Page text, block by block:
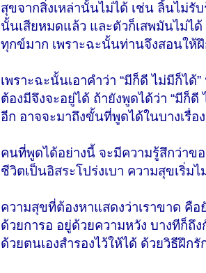
สุขจากสิ่งเหล่านั้นไม่ได้ เช่น ลิ้นไม่รั
นั้นเสียหมดแล้ว และตัวก็เสพมันไม่ไ
ทุกข์มาก เพราะฉะนั้นท่านจึงสอนให้
เพราะฉะนั้นเอาคำว่า “มีก็ดี ไม่มีก็ได้
ต้องมีจึงจะอยู่ได้ ถ้ายังพูดได้ว่า “มีก็ดี
อีก อาจจะมาถึงขั้นที่พูดได้ในบางเรื่อ
คนที่พูดได้อย่างนี้ จะมีความรู้สึกว่าขอ
ชีวิตเป็นอิสระโปร่งเบา ความสุขเริ่ม
ความสุขที่ต้องหาแสดงว่าเราขาด คื
ด้วยการอ อยู่ด้วยความหวัง บางทีก็ถึ
ด้วยตนเองสำรองไว้ให้ได้ ด้วยวิธีฝึ